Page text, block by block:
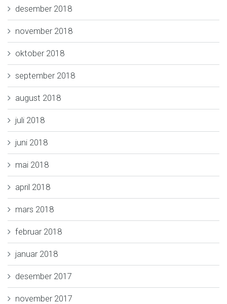
desember 2018
november 2018
oktober 2018
september 2018
august 2018
juli 2018
juni 2018
mai 2018
april 2018
mars 2018
februar 2018
januar 2018
desember 2017
november 2017